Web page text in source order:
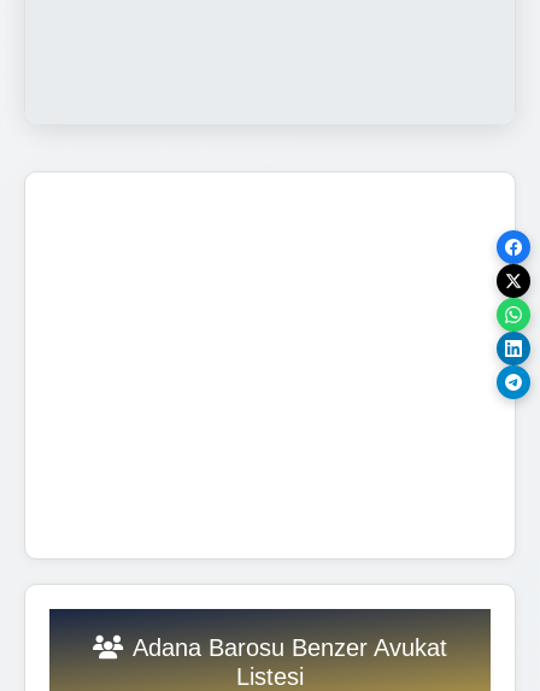
Adana Barosu Benzer Avukat
Listesi